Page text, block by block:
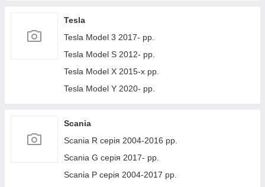
Tesla
Tesla Model 3 2017- рр.
Tesla Model S 2012- рр.
Tesla Model X 2015-х рр.
Tesla Model Y 2020- рр.
Scania
Scania R серія 2004-2016 рр.
Scania G серія 2017- рр.
Scania P серія 2004-2017 рр.